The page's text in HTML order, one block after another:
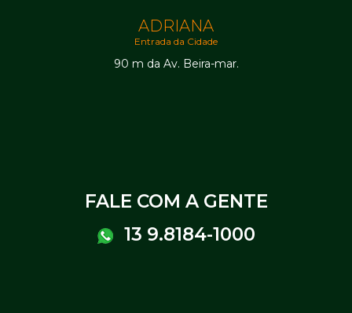
ADRIANA
Entrada da Cidade
90 m da Av. Beira-mar.
FALE COM A GENTE
13 9.8184-1000